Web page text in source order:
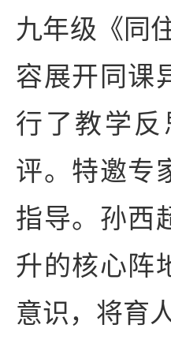
九年级《同
容展开同课
行了教学
评。特邀专
指导。孙西
升的核心阵
意识，将育